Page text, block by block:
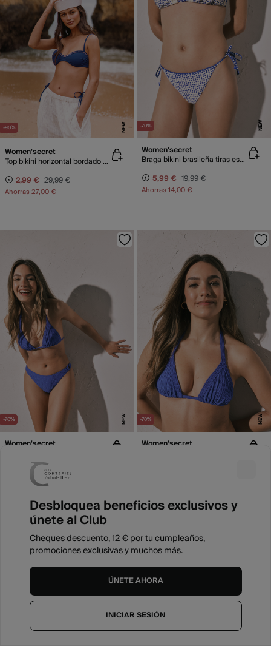
-90% NEW
Women'secret
Top bikini horizontal bordado flores
2,99 € 29,99 €
Ahorras27,00 €
-70% NEW
Women'secret
Braga bikini brasileña tiras estamapdo cuadros
5,99 € 19,99 €
Ahorras14,00 €
-70% NEW
Women'secret
5,99 €
19,99 €
Ahorras14,00 €
-70% NEW
Women'secret
Desbloquea beneficios exclusivos y
únete al Club
Cheques descuento, 12 € por tu cumpleaños,
promociones exclusivas y muchos más.
ÚNETE AHORA
INICIAR SESIÓN